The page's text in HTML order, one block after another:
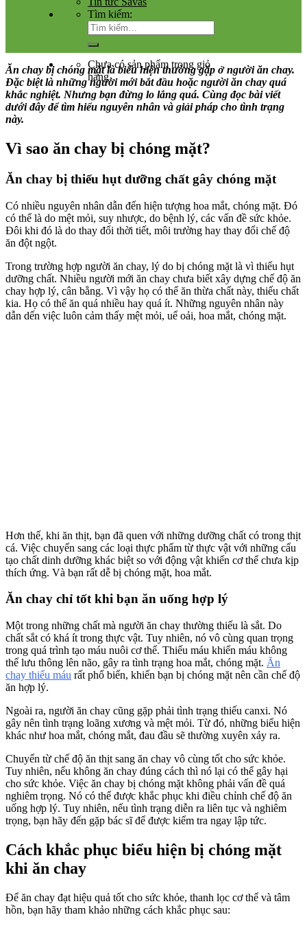
Tìm kiếm:
Chưa có sản phẩm trong giỏ
hàng.
Ăn chay bị chóng mặt là biểu hiện thường gặp ở người ăn chay.
Đặc biệt là những người mới bắt đầu hoặc người ăn chay quá
khắc nghiệt. Nhưng bạn đừng lo lắng quá. Cùng đọc bài viết
dưới đây để tìm hiểu nguyên nhân và giải pháp cho tình trạng
này.
Vì sao ăn chay bị chóng mặt?
Ăn chay bị thiếu hụt dưỡng chất gây chóng mặt
Có nhiều nguyên nhân dẫn đến hiện tượng hoa mắt, chóng mặt. Đó
có thể là do mệt mỏi, suy nhược, do bệnh lý, các vấn đề sức khỏe.
Đôi khi đó là do thay đổi thời tiết, môi trường hay thay đổi chế độ
ăn đột ngột.
Trong trường hợp người ăn chay, lý do bị chóng mặt là vì thiếu hụt
dưỡng chất. Nhiều người mới ăn chay chưa biết xây dựng chế độ ăn
chay hợp lý, cân bằng. Vì vậy họ có thể ăn thừa chất này, thiếu chất
kia. Họ có thể ăn quá nhiều hay quá ít. Những nguyên nhân này
dẫn dến việc luôn cảm thấy mệt mỏi, uể oải, hoa mắt, chóng mặt.
Hơn thế, khi ăn thịt, bạn đã quen với những dưỡng chất có trong thịt
cá. Việc chuyển sang các loại thực phẩm từ thực vật với những cấu
tạo chất dinh dưỡng khác biệt so với động vật khiến cơ thể chưa kịp
thích ứng. Và bạn rất dễ bị chóng mặt, hoa mắt.
Ăn chay chỉ tốt khi bạn ăn uống hợp lý
Một trong những chất mà người ăn chay thường thiếu là sắt. Do
chất sắt có khá ít trong thực vật. Tuy nhiên, nó vô cùng quan trọng
trong quá trình tạo máu nuôi cơ thể. Thiếu máu khiến máu không
thể lưu thông lên não, gây ra tình trạng hoa mắt, chóng mặt. Ăn
chay thiếu máu rất phổ biến, khiến bạn bị chóng mặt nên cần chế độ
ăn hợp lý.
Ngoài ra, người ăn chay cũng gặp phải tình trạng thiếu canxi. Nó
gây nên tình trạng loãng xương và mệt mỏi. Từ đó, những biểu hiện
khác như hoa mắt, chóng mắt, đau đầu sẽ thường xuyên xảy ra.
Chuyển từ chế độ ăn thịt sang ăn chay vô cùng tốt cho sức khỏe.
Tuy nhiên, nếu không ăn chay đúng cách thì nó lại có thể gây hại
cho sức khỏe. Việc ăn chay bị chóng mặt không phải vấn đề quá
nghiêm trọng. Nó có thể được khắc phục khi điều chỉnh chế độ ăn
uống hợp lý. Tuy nhiên, nếu tình trạng diễn ra liên tục và nghiêm
trọng, bạn hãy đến gặp bác sĩ để được kiểm tra ngay lập tức.
Cách khắc phục biểu hiện bị chóng mặt
khi ăn chay
Để ăn chay đạt hiệu quả tốt cho sức khỏe, thanh lọc cơ thể và tâm
hồn, bạn hãy tham khảo những cách khắc phục sau: